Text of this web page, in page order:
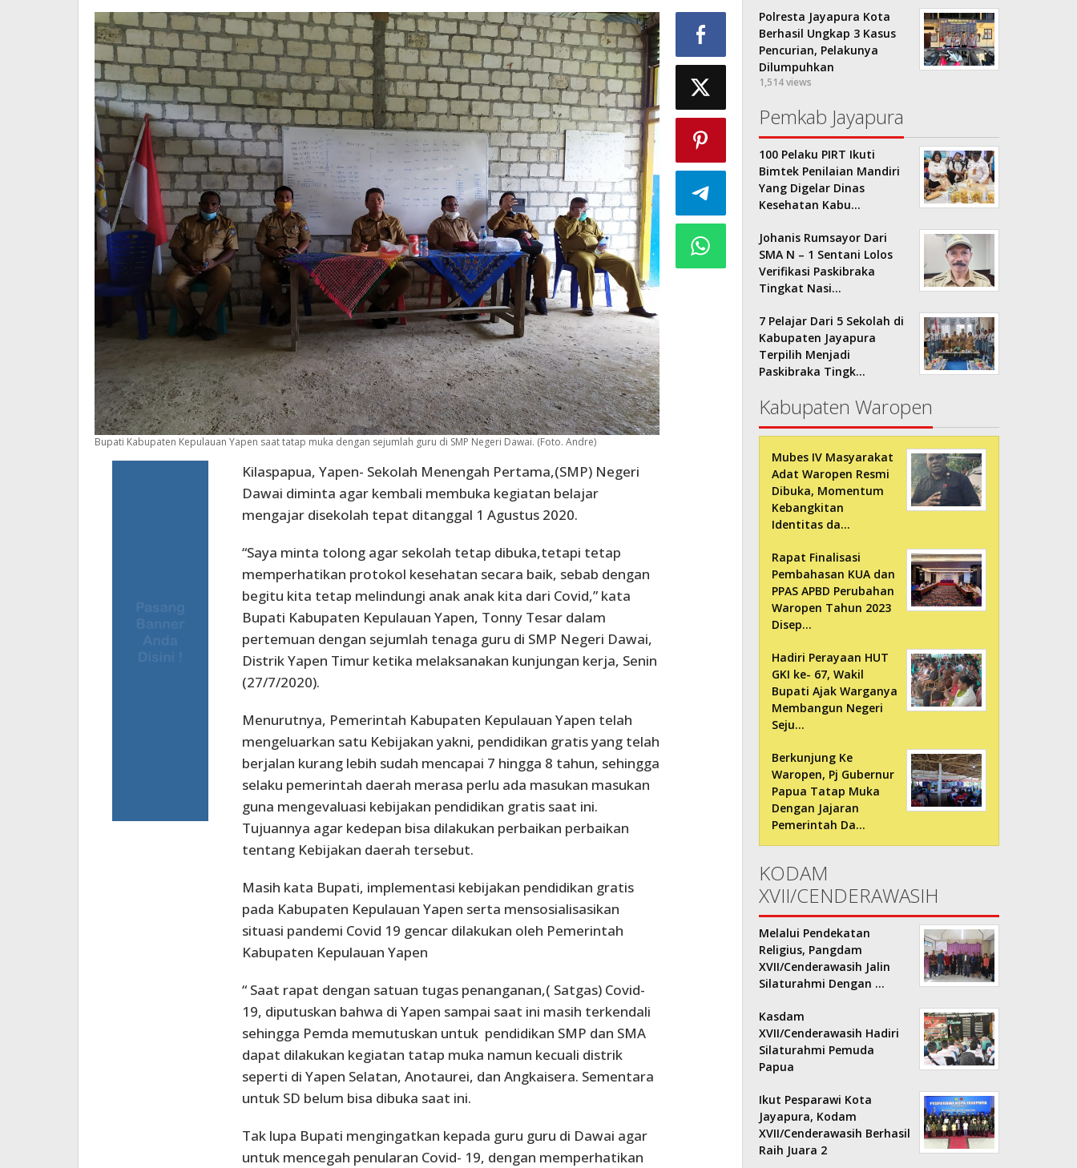
Bupati Kabupaten Kepulauan Yapen saat tatap muka dengan sejumlah guru di SMP Negeri Dawai. (Foto. Andre)
Kilaspapua, Yapen- Sekolah Menengah Pertama,(SMP) Negeri
Dawai diminta agar kembali membuka kegiatan belajar
mengajar disekolah tepat ditanggal 1 Agustus 2020.
“Saya minta tolong agar sekolah tetap dibuka,tetapi tetap
memperhatikan protokol kesehatan secara baik, sebab dengan
begitu kita tetap melindungi anak anak kita dari Covid,” kata
Bupati Kabupaten Kepulauan Yapen, Tonny Tesar dalam
pertemuan dengan sejumlah tenaga guru di SMP Negeri Dawai,
Distrik Yapen Timur ketika melaksanakan kunjungan kerja, Senin
(27/7/2020).
Menurutnya, Pemerintah Kabupaten Kepulauan Yapen telah
mengeluarkan satu Kebijakan yakni, pendidikan gratis yang telah
berjalan kurang lebih sudah mencapai 7 hingga 8 tahun, sehingga
selaku pemerintah daerah merasa perlu ada masukan masukan
guna mengevaluasi kebijakan pendidikan gratis saat ini.
Tujuannya agar kedepan bisa dilakukan perbaikan perbaikan
tentang Kebijakan daerah tersebut.
Masih kata Bupati, implementasi kebijakan pendidikan gratis
pada Kabupaten Kepulauan Yapen serta mensosialisasikan
situasi pandemi Covid 19 gencar dilakukan oleh Pemerintah
Kabupaten Kepulauan Yapen
“ Saat rapat dengan satuan tugas penanganan,( Satgas) Covid-
19, diputuskan bahwa di Yapen sampai saat ini masih terkendali
sehingga Pemda memutuskan untuk pendidikan SMP dan SMA
dapat dilakukan kegiatan tatap muka namun kecuali distrik
seperti di Yapen Selatan, Anotaurei, dan Angkaisera. Sementara
untuk SD belum bisa dibuka saat ini.
Tak lupa Bupati mengingatkan kepada guru guru di Dawai agar
untuk mencegah penularan Covid- 19, dengan memperhatikan
Polresta Jayapura Kota
Berhasil Ungkap 3 Kasus
Pencurian, Pelakunya
Dilumpuhkan
1,514 views
Pemkab Jayapura
100 Pelaku PIRT Ikuti
Bimtek Penilaian Mandiri
Yang Digelar Dinas
Kesehatan Kabu…
Johanis Rumsayor Dari
SMA N – 1 Sentani Lolos
Verifikasi Paskibraka
Tingkat Nasi…
7 Pelajar Dari 5 Sekolah di
Kabupaten Jayapura
Terpilih Menjadi
Paskibraka Tingk…
Kabupaten Waropen
Mubes IV Masyarakat
Adat Waropen Resmi
Dibuka, Momentum
Kebangkitan
Identitas da…
Rapat Finalisasi
Pembahasan KUA dan
PPAS APBD Perubahan
Waropen Tahun 2023
Disep…
Hadiri Perayaan HUT
GKI ke- 67, Wakil
Bupati Ajak Warganya
Membangun Negeri
Seju…
Berkunjung Ke
Waropen, Pj Gubernur
Papua Tatap Muka
Dengan Jajaran
Pemerintah Da…
KODAM
XVII/CENDERAWASIH
Melalui Pendekatan
Religius, Pangdam
XVII/Cenderawasih Jalin
Silaturahmi Dengan …
Kasdam
XVII/Cenderawasih Hadiri
Silaturahmi Pemuda
Papua
Ikut Pesparawi Kota
Jayapura, Kodam
XVII/Cenderawasih Berhasil
Raih Juara 2